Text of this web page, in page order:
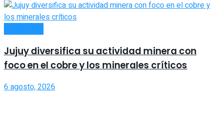
Jujuy diversifica su actividad minera con
foco en el cobre y los minerales críticos
6 agosto, 2026